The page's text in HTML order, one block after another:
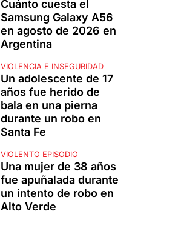
Cuánto cuesta el
Samsung Galaxy A56
en agosto de 2026 en
Argentina
VIOLENCIA E INSEGURIDAD
Un adolescente de 17
años fue herido de
bala en una pierna
durante un robo en
Santa Fe
VIOLENTO EPISODIO
Una mujer de 38 años
fue apuñalada durante
un intento de robo en
Alto Verde